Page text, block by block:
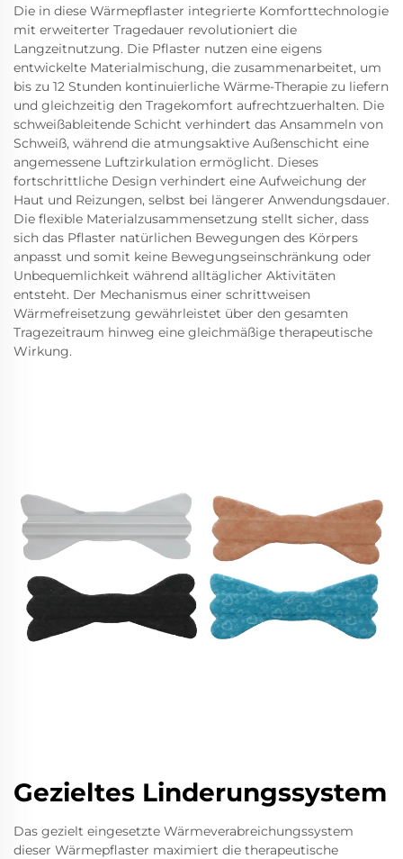
Die in diese Wärmepflaster integrierte Komforttechnologie
mit erweiterter Tragedauer revolutioniert die
Langzeitnutzung. Die Pflaster nutzen eine eigens
entwickelte Materialmischung, die zusammenarbeitet, um
bis zu 12 Stunden kontinuierliche Wärme-Therapie zu liefern
und gleichzeitig den Tragekomfort aufrechtzuerhalten. Die
schweißableitende Schicht verhindert das Ansammeln von
Schweiß, während die atmungsaktive Außenschicht eine
angemessene Luftzirkulation ermöglicht. Dieses
fortschrittliche Design verhindert eine Aufweichung der
Haut und Reizungen, selbst bei längerer Anwendungsdauer.
Die flexible Materialzusammensetzung stellt sicher, dass
sich das Pflaster natürlichen Bewegungen des Körpers
anpasst und somit keine Bewegungseinschränkung oder
Unbequemlichkeit während alltäglicher Aktivitäten
entsteht. Der Mechanismus einer schrittweisen
Wärmefreisetzung gewährleistet über den gesamten
Tragezeitraum hinweg eine gleichmäßige therapeutische
Wirkung.
Gezieltes Linderungssystem
Das gezielt eingesetzte Wärmeverabreichungssystem
dieser Wärmepflaster maximiert die therapeutische